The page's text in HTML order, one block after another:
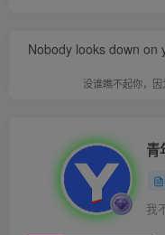
Nobody looks down on
没谁瞧不起你，
青
我